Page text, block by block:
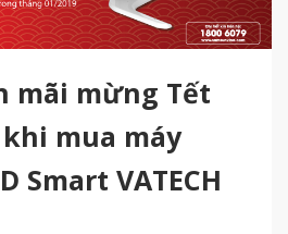
mãi mừng Tết
khi mua máy
Smart VATECH